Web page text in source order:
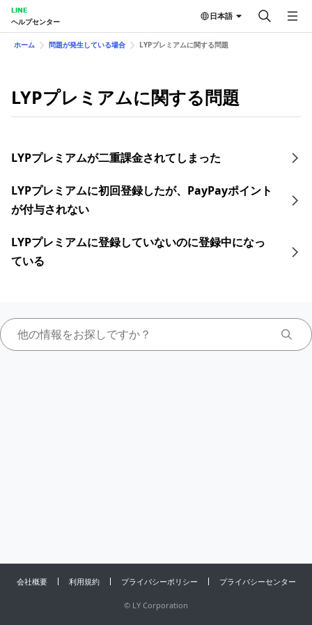
LINE
ヘルプセンター
日本語
ホーム 問題が発生している場合 LYPプレミアムに関する問題
LYPプレミアムに関する問題
LYPプレミアムが二重課金されてしまった
LYPプレミアムに初回登録したが、PayPayポイント
が付与されない
LYPプレミアムに登録していないのに登録中になっ
ている
会社概要 利用規約 プライバシーポリシー プライバシーセンター
© LY Corporation